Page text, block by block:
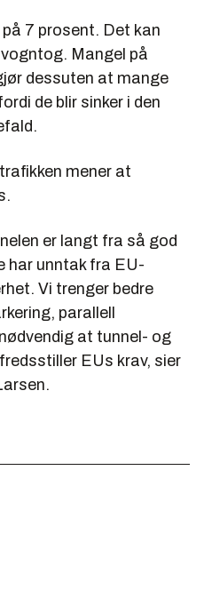
7 prosent. Det kan
Mangel på
dessuten at mange
de blir sinker i den
mener at
er langt fra så god
har unntak fra EU-
Vi trenger bedre
parallell
at tunnel- og
EUs krav, sier